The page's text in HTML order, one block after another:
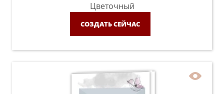
Цветочный
СОЗДАТЬ СЕЙЧАС